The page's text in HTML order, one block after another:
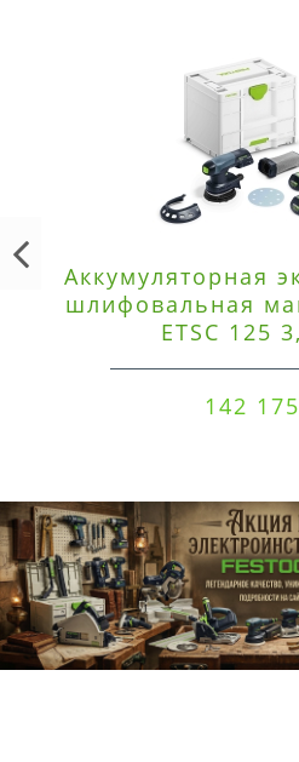
Аккумуляторная
шлифовальная
ETSC 125
142